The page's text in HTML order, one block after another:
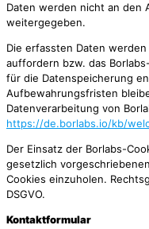
Daten werden nicht an den
weitergegeben.
Die erfassten Daten
auffordern bzw. das
für die Datenspeicherung
Aufbewahrungsfristen
Datenverarbeitung von
https://de.borlabs.io/kb/
Der Einsatz der Borlabs-
gesetzlich
Cookies einzuholen.
DSGVO.
Kontaktformular